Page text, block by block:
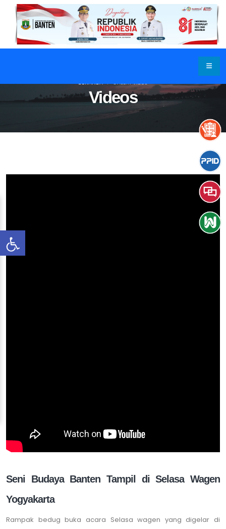
Videos
BERANDA GALERI VIDEO
Seni Budaya Banten Tampil di Selasa Wagen
Yogyakarta
Rampak bedug buka acara Selasa wagen yang digelar di